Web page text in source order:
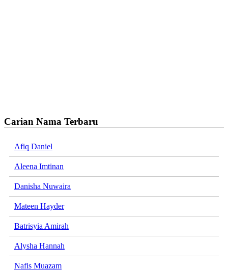
Carian Nama Terbaru
Afiq Daniel
Aleena Imtinan
Danisha Nuwaira
Mateen Hayder
Batrisyia Amirah
Alysha Hannah
Nafis Muazam